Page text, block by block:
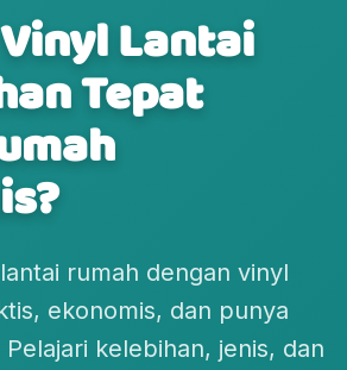
Lantai
Tepat
rumah dengan vinyl
ekonomis, dan punya
kelebihan, jenis, dan